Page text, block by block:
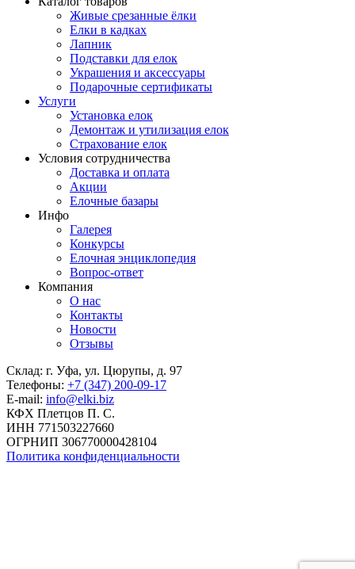
Живые срезанные ёлки
Елки в кадках
Лапник
Подставки для елок
Украшения и аксессуары
Подарочные сертификаты
Услуги
Установка елок
Демонтаж и утилизация елок
Страхование елок
Условия сотрудничества
Доставка и оплата
Акции
Елочные базары
Инфо
Галерея
Конкурсы
Елочная энциклопедия
Вопрос-ответ
Компания
О нас
Контакты
Новости
Отзывы
Склад: г. Уфа, ул. Цюрупы, д. 97
Телефоны: +7 (347) 200-09-17
E-mail: info@elki.biz
КФХ Плетцов П. С.
ИНН 771503227660
ОГРНИП 306770000428104
Политика конфиденциальности